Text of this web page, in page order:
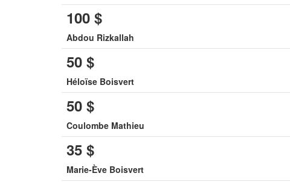
100 $
Abdou Rizkallah
50 $
Héloïse Boisvert
50 $
Coulombe Mathieu
35 $
Marie-Ève Boisvert